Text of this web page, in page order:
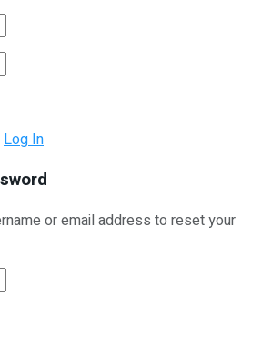
Log In
or email address to reset your